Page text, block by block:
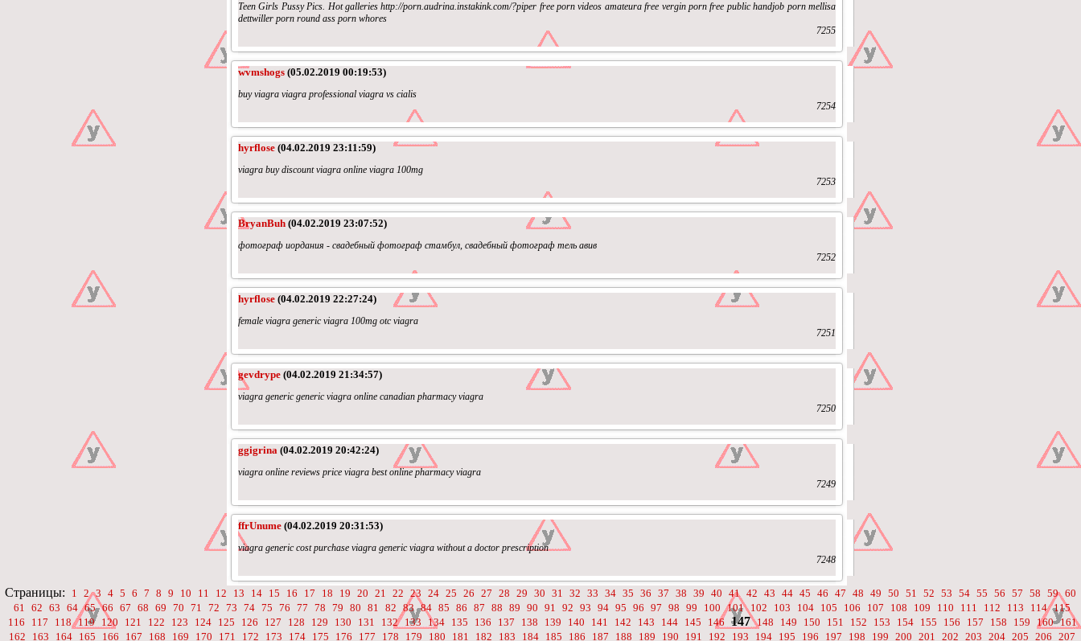
Teen Girls Pussy Pics. Hot galleries http://porn.audrina.instakink.com/?piper free porn videos amateura free vergin porn free public handjob porn mellisa
dettwiller porn round ass porn whores
7255
wvmshogs (05.02.2019 00:19:53)
buy viagra viagra professional viagra vs cialis
7254
hyrflose (04.02.2019 23:11:59)
viagra buy discount viagra online viagra 100mg
7253
BryanBuh (04.02.2019 23:07:52)
фотограф иордания - свадебный фотограф стамбул, свадебный фотограф тель авив
7252
hyrflose (04.02.2019 22:27:24)
female viagra generic viagra 100mg otc viagra
7251
gevdrype (04.02.2019 21:34:57)
viagra generic generic viagra online canadian pharmacy viagra
7250
ggigrina (04.02.2019 20:42:24)
viagra online reviews price viagra best online pharmacy viagra
7249
ffrUnume (04.02.2019 20:31:53)
viagra generic cost purchase viagra generic viagra without a doctor prescription
7248
Страницы: 1 2 3 4 5 6 7 8 9 10 11 12 13 14 15 16 17 18 19 20 21 22 23 24 25 26 27 28 29 30 31 32 33 34 35 36 37 38 39 40 41 42 43 44 45 46 47 48 49 50 51 52 53 54 55 56 57 58 59 60
61 62 63 64 65 66 67 68 69 70 71 72 73 74 75 76 77 78 79 80 81 82 83 84 85 86 87 88 89 90 91 92 93 94 95 96 97 98 99 100 101 102 103 104 105 106 107 108 109 110 111 112 113 114 115
116
117 118 119 120 121 122 123 124 125 126 127 128 129 130 131 132 133 134 135 136 137 138 139 140 141 142 143 144 145 146 147 148 149 150 151 152 153 154 155 156 157 158 159 160 161
162
163 164 165 166 167 168 169 170 171 172 173 174 175 176 177 178 179 180 181 182 183 184 185 186 187 188 189 190 191 192 193 194 195 196 197 198 199 200 201 202 203 204 205 206 207